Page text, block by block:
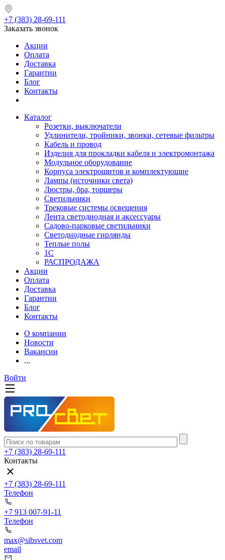
+7 (383) 28-69-111
Заказать звонок
Акции
Оплата
Доставка
Гарантии
Блог
Контакты
Каталог
Розетки, выключатели
Удлинители, тройники, звонки, сетевые фильтры
Кабель и провод
Изделия для прокладки кабеля и электромонтажа
Модульное оборудование
Корпуса электрощитов и комплектующие
Лампы (источники света)
Люстры, бра, торшеры
Светильники
Трековые системы освещения
Лента светодиодная и аксессуары
Садово-парковые светильники
Светодиодные гирлянды
Теплые полы
1С
РАСПРОДАЖА
Акции
Оплата
Доставка
Гарантии
Блог
Контакты
О компании
Новости
Вакансии
...
Войти
+7 (383) 28-69-111
Контакты
+7 (383) 28-69-111
Телефон
+7 913 007-91-11
Телефон
max@sibsvet.com
email